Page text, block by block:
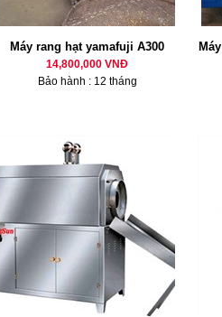
Máy rang hạt yamafuji A300
14,800,000 VNĐ
Bảo hành : 12 tháng